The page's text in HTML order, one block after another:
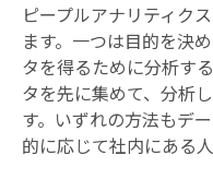
ピープルアナリティク
ます。一つは目的を決
タを得るために分析す
タを先に集めて、分析
す。いずれの方法もデ
的に応じて社内にある